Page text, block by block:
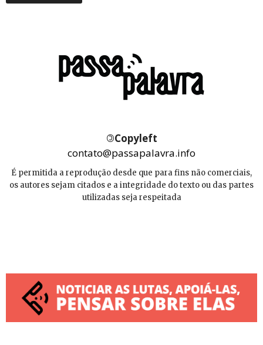
©Copyleft
contato@passapalavra.info
É permitida a reprodução desde que para fins não comerciais,
os autores sejam citados e a integridade do texto ou das partes
utilizadas seja respeitada